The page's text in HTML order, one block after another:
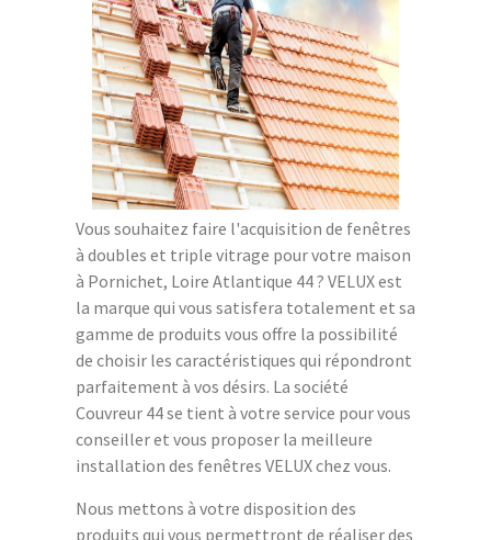
Vous souhaitez faire l'acquisition de fenêtres
à doubles et triple vitrage pour votre maison
à Pornichet, Loire Atlantique 44 ? VELUX est
la marque qui vous satisfera totalement et sa
gamme de produits vous offre la possibilité
de choisir les caractéristiques qui répondront
parfaitement à vos désirs. La société
Couvreur 44 se tient à votre service pour vous
conseiller et vous proposer la meilleure
installation des fenêtres VELUX chez vous.
Nous mettons à votre disposition des
produits qui vous permettront de réaliser des